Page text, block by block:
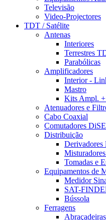
Televisão
Video-Projectores
TDT / Satélite
Antenas
Interiores
Terrestres
Parabólicas
Amplificadores
Interior -
Mastro
Kits Ampl.
Atenuadores e
Cabo Coaxial
Comutadores
Distribuição
Derivadores
Tomadas e
Equipamentos de
Medidor
SAT-
Bússola
Ferragens
Abraçadeiras